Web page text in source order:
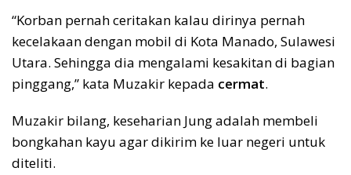
“Korban pernah ceritakan kalau dirinya pernah
kecelakaan dengan mobil di Kota Manado, Sulawesi
Utara. Sehingga dia mengalami kesakitan di bagian
pinggang,” kata Muzakir kepada cermat.
Muzakir bilang, keseharian Jung adalah membeli
bongkahan kayu agar dikirim ke luar negeri untuk
diteliti.